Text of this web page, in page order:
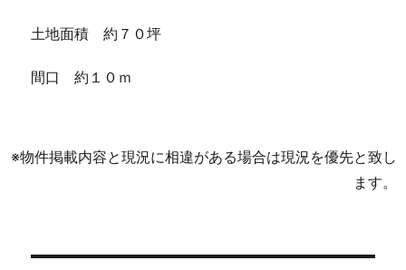
土地面積 約７０坪
間口 約１０ｍ
※物件掲載内容と現況に相違がある場合は現況を優先と致し
ます。